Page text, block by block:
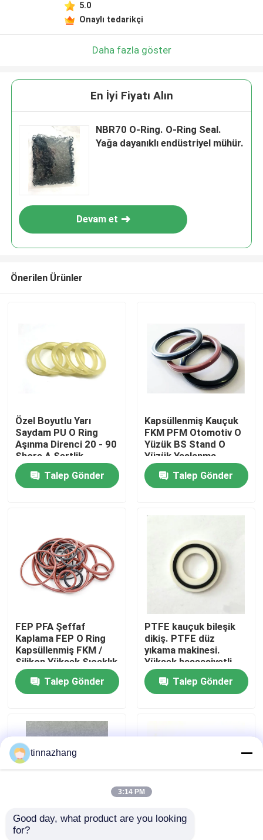
Ürün:% s
Hakkımızda
Kalite kontrol
Bizimle iletişime geçin
Bir teklif isteği
Kauçuk yağ keçesi
Otomotiv petrol mühürler
Kamyon Yağ Contaları
5.0
Onaylı tedarikçi
Daha fazla göster
En İyi Fiyatı Alın
NBR70 O-Ring. O-Ring Seal.
Yağa dayanıklı endüstriyel mühür.
Devam et
Önerilen Ürünler
Özel Boyutlu Yarı
Saydam PU O Ring
Aşınma Direnci 20 - 90
Shore A Sertlik
Talep Gönder
Kapsüllenmiş Kauçuk
FKM PFM Otomotiv O
Yüzük BS Stand O
Yüzük Yaşlanma
Direnci
Talep Gönder
FEP PFA Şeffaf
Kaplama FEP O Ring
Kapsüllenmiş FKM /
Silikon Yüksek Sıcaklık
Dayanımı
Talep Gönder
PTFE kauçuk bileşik
dikiş. PTFE düz
yıkama makinesi.
Yüksek hassasiyetli
kimyasal dayanıklı
mühür. Talep Gönder
FKM PTFE O-Ring. O-
tinnazhang
3:14 PM
Good day, what product are you looking
for?